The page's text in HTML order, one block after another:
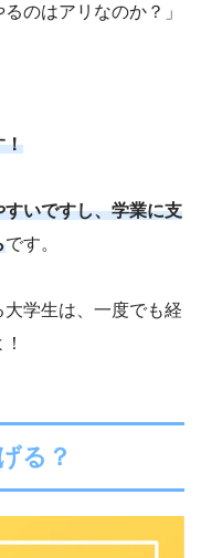
のはアリなのか？」
！
いですし、学業に支
です。
学生は、一度でも経
る？